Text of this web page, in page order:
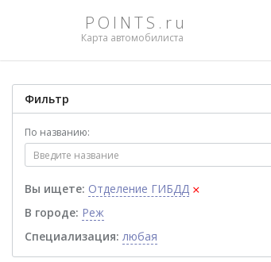
POINTS.ru
Карта автомобилиста
Фильтр
По названию:
Вы ищете: Отделение ГИБДД ×
В городе: Реж
Специализация: любая